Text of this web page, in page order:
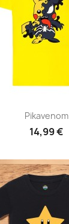
Pikavenom
14,99 €